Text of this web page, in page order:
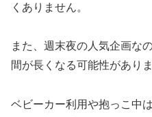
くありません。
また、週末夜の人気企画な
間が長くなる可能性がありま
ベビーカー利用や抱っこ中